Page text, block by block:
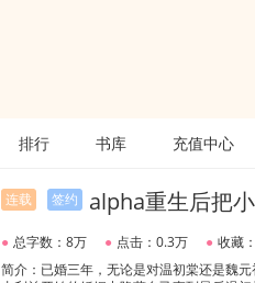
排行 书库 充值中心
连载 签约 alpha重生后把
● 总字数：8万 ● 点击：0.3万 ● 收藏
简介：已婚三年，无论是对温初棠还是魏